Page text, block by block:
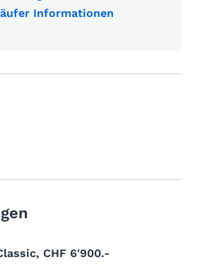
Informationen
CHF 6'900.-